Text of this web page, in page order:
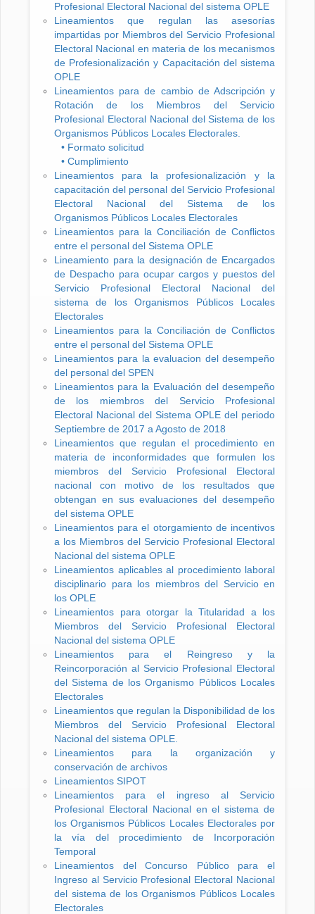
Profesional Electoral Nacional del sistema OPLE
Lineamientos que regulan las asesorías
impartidas por Miembros del Servicio Profesional
Electoral Nacional en materia de los mecanismos
de Profesionalización y Capacitación del sistema
OPLE
Lineamientos para de cambio de Adscripción y
Rotación de los Miembros del Servicio
Profesional Electoral Nacional del Sistema de los
Organismos Públicos Locales Electorales.
• Formato solicitud
• Cumplimiento
Lineamientos para la profesionalización y la
capacitación del personal del Servicio Profesional
Electoral Nacional del Sistema de los
Organismos Públicos Locales Electorales
Lineamientos para la Conciliación de Conflictos
entre el personal del Sistema OPLE
Lineamiento para la designación de Encargados
de Despacho para ocupar cargos y puestos del
Servicio Profesional Electoral Nacional del
sistema de los Organismos Públicos Locales
Electorales
Lineamientos para la Conciliación de Conflictos
entre el personal del Sistema OPLE
Lineamientos para la evaluacion del desempeño
del personal del SPEN
Lineamientos para la Evaluación del desempeño
de los miembros del Servicio Profesional
Electoral Nacional del Sistema OPLE del periodo
Septiembre de 2017 a Agosto de 2018
Lineamientos que regulan el procedimiento en
materia de inconformidades que formulen los
miembros del Servicio Profesional Electoral
nacional con motivo de los resultados que
obtengan en sus evaluaciones del desempeño
del sistema OPLE
Lineamientos para el otorgamiento de incentivos
a los Miembros del Servicio Profesional Electoral
Nacional del sistema OPLE
Lineamientos aplicables al procedimiento laboral
disciplinario para los miembros del Servicio en
los OPLE
Lineamientos para otorgar la Titularidad a los
Miembros del Servicio Profesional Electoral
Nacional del sistema OPLE
Lineamientos para el Reingreso y la
Reincorporación al Servicio Profesional Electoral
del Sistema de los Organismo Públicos Locales
Electorales
Lineamientos que regulan la Disponibilidad de los
Miembros del Servicio Profesional Electoral
Nacional del sistema OPLE.
Lineamientos para la organización y
conservación de archivos
Lineamientos SIPOT
Lineamientos para el ingreso al Servicio
Profesional Electoral Nacional en el sistema de
los Organismos Públicos Locales Electorales por
la vía del procedimiento de Incorporación
Temporal
Lineamientos del Concurso Público para el
Ingreso al Servicio Profesional Electoral Nacional
del sistema de los Organismos Públicos Locales
Electorales